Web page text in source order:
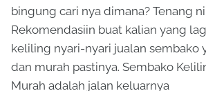
bingung cari nya dimana? Tenang
Rekomendasiin buat kalian yang
keliling nyari-nyari jualan sembako
dan murah pastinya. Sembako
Murah adalah jalan keluarnya